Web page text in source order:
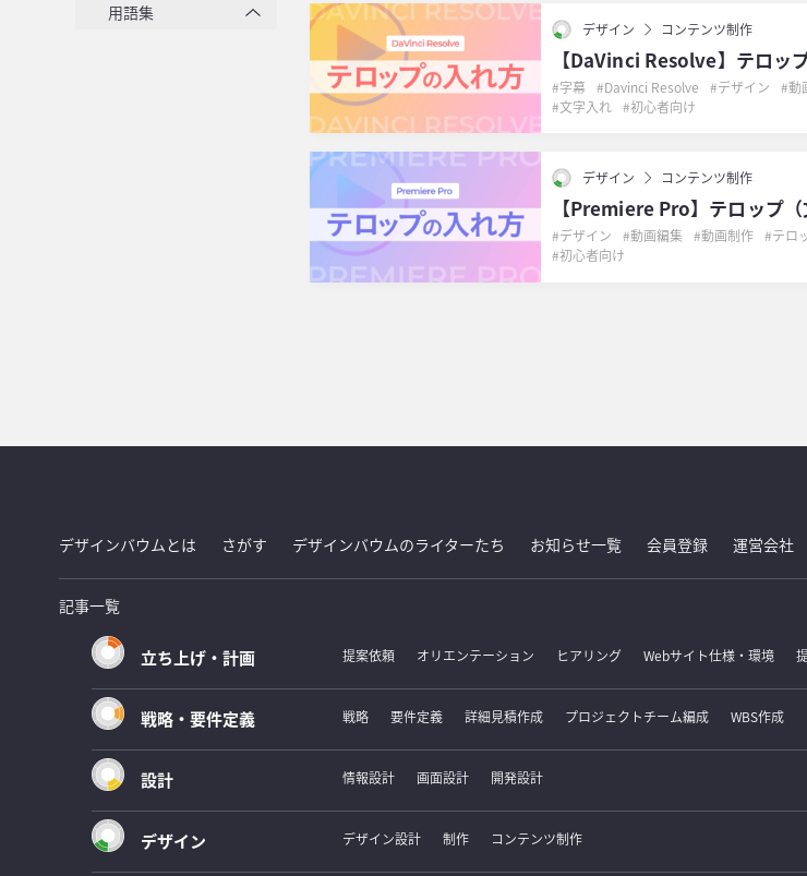
デザイン コンテンツ制作
【DaVinci Resolve】テロッ
字幕 Davinci Resolve デザイン 動
文字入れ
初心者向け
デザイン コンテンツ制作
【Premiere Pro】テロップ
デザイン 動画編集 動画制作 テロ
初心者向け
用語集
デザインバウムとは さがす デザインバウムのライターたち お知らせ一覧 会員登録 運営会社
記事一覧
立ち上げ・計画 提案依頼 オリエンテーション ヒアリング Webサイト仕様・環境
戦略・要件定義 戦略 要件定義 詳細見積作成 プロジェクトチーム編成 WBS作成
設計 情報設計 画面設計 開発設計
デザイン デザイン設計 制作 コンテンツ制作